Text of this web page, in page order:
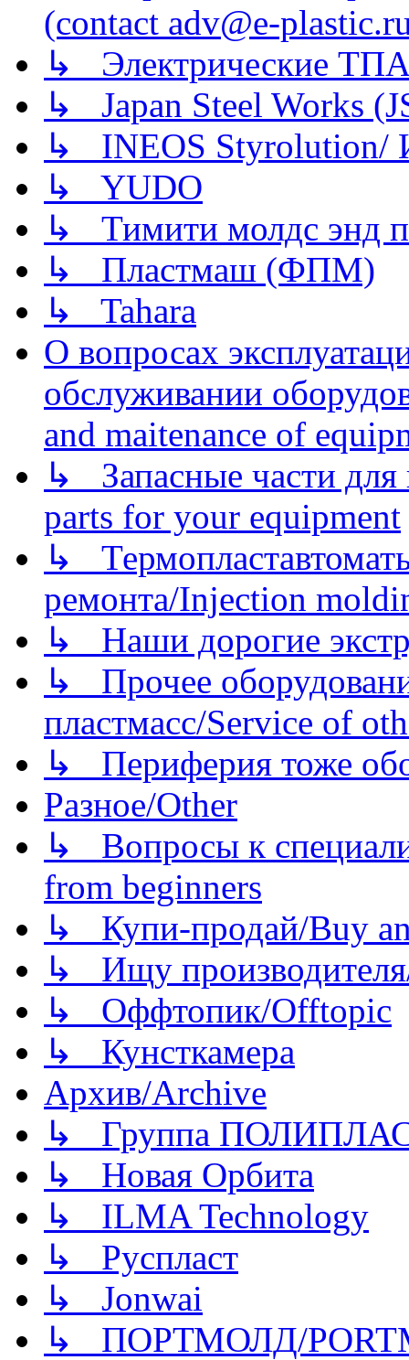
(contact adv@e-
↳ Электрические
↳ Japan Steel Works
↳ INEOS
↳ YUDO
↳ Тимити молдс энд
↳ Пластмаш (ФПМ)
↳ Tahara
О вопросах
обслуживании
and maitenance of
↳ Запасные части для
parts for your equipment
↳
ремонта/Injection
↳ Наши дорогие
↳ Прочее
пластмасс/Service of
↳ Периферия тоже
Разное/Other
↳ Вопросы к
from beginners
↳ Купи-продай/Buy
↳ Ищу
↳ Оффтопик/Offtopic
↳ Кунсткамера
Архив/Archive
↳ Группа
↳ Новая Орбита
↳ ILMA Technology
↳ Руспласт
↳ Jonwai
↳ ПОРТМОЛД/